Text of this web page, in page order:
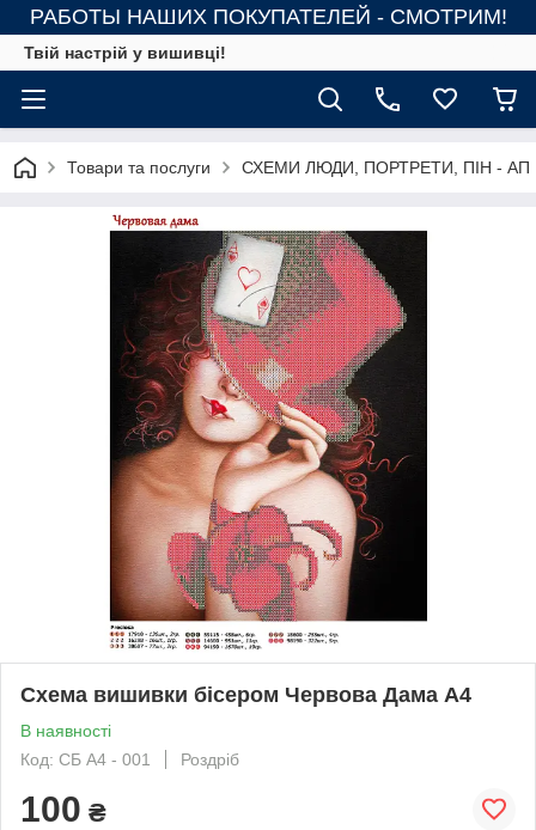
РАБОТЫ НАШИХ ПОКУПАТЕЛЕЙ - СМОТРИМ!
Твій настрій у вишивці!
Товари та послуги СХЕМИ ЛЮДИ, ПОРТРЕТИ, ПІН - АП
Схема вишивки бісером Червова Дама А4
В наявності
Код: СБ А4 - 001
Роздріб
100 ₴